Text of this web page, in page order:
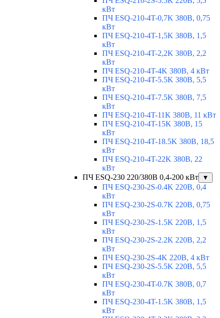
кВт
ПЧ ESQ-210-4T-0,7K 380В, 0,75
кВт
ПЧ ESQ-210-4T-1,5K 380В, 1,5
кВт
ПЧ ESQ-210-4T-2,2K 380В, 2,2
кВт
ПЧ ESQ-210-4T-4K 380В, 4 кВт
ПЧ ESQ-210-4T-5.5K 380В, 5,5
кВт
ПЧ ESQ-210-4T-7.5K 380В, 7,5
кВт
ПЧ ESQ-210-4T-11K 380В, 11 кВт
ПЧ ESQ-210-4T-15K 380В, 15
кВт
ПЧ ESQ-210-4T-18.5K 380В, 18,5
кВт
ПЧ ESQ-210-4T-22K 380В, 22
кВт
ПЧ ESQ-230 220/380В 0,4-200 кВт
▼
ПЧ ESQ-230-2S-0.4K 220В, 0,4
кВт
ПЧ ESQ-230-2S-0.7K 220В, 0,75
кВт
ПЧ ESQ-230-2S-1.5K 220В, 1,5
кВт
ПЧ ESQ-230-2S-2.2K 220В, 2,2
кВт
ПЧ ESQ-230-2S-4K 220В, 4 кВт
ПЧ ESQ-230-2S-5.5K 220В, 5,5
кВт
ПЧ ESQ-230-4T-0.7K 380В, 0,7
кВт
ПЧ ESQ-230-4T-1.5K 380В, 1,5
кВт